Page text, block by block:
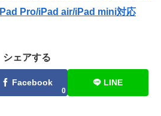
Pro/iPad air/iPad mini対応
シェアする
Facebook
0
LINE